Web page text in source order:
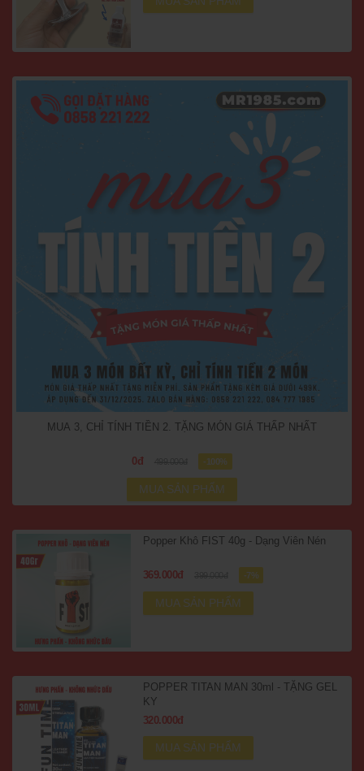
MUA 3, CHỈ TÍNH TIỀN 2. TẶNG MÓN GIÁ THẤP NHẤT
0đ -100%
MUA SẢN PHẨM
Popper Khô FIST 40g - Dạng Viên Nén
369.000đ -7%
MUA SẢN PHẨM
POPPER TITAN MAN 30ml - TẶNG GEL
KY
320.000đ
MUA SẢN PHẨM